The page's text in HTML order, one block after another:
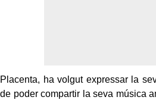
Placenta, ha volgut expressar la
de poder compartir la seva música